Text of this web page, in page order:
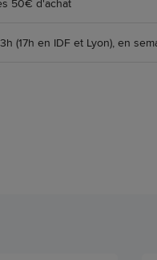
50€ d'achat
(17h en IDF et Lyon), en